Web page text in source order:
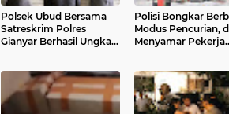
Polsek Ubud Bersama
Satreskrim Polres
Gianyar Berhasil Ungkap
Polisi Bongkar
Modus Pencurian,
Menyamar Pekerja